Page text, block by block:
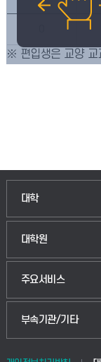
※ 편입생은 교양 교
대학
인문융합공공인재학
법경영학부
대학원
일반대학원
산업대학원
공공정책대학원
주요서비스
입학안내
웹메일
부속기관/기타
중앙도서관
학생생활관(안성)